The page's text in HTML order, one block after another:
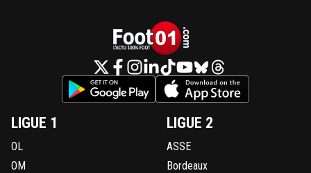
LIGUE 1
OL
OM
LIGUE 2
ASSE
Bordeaux